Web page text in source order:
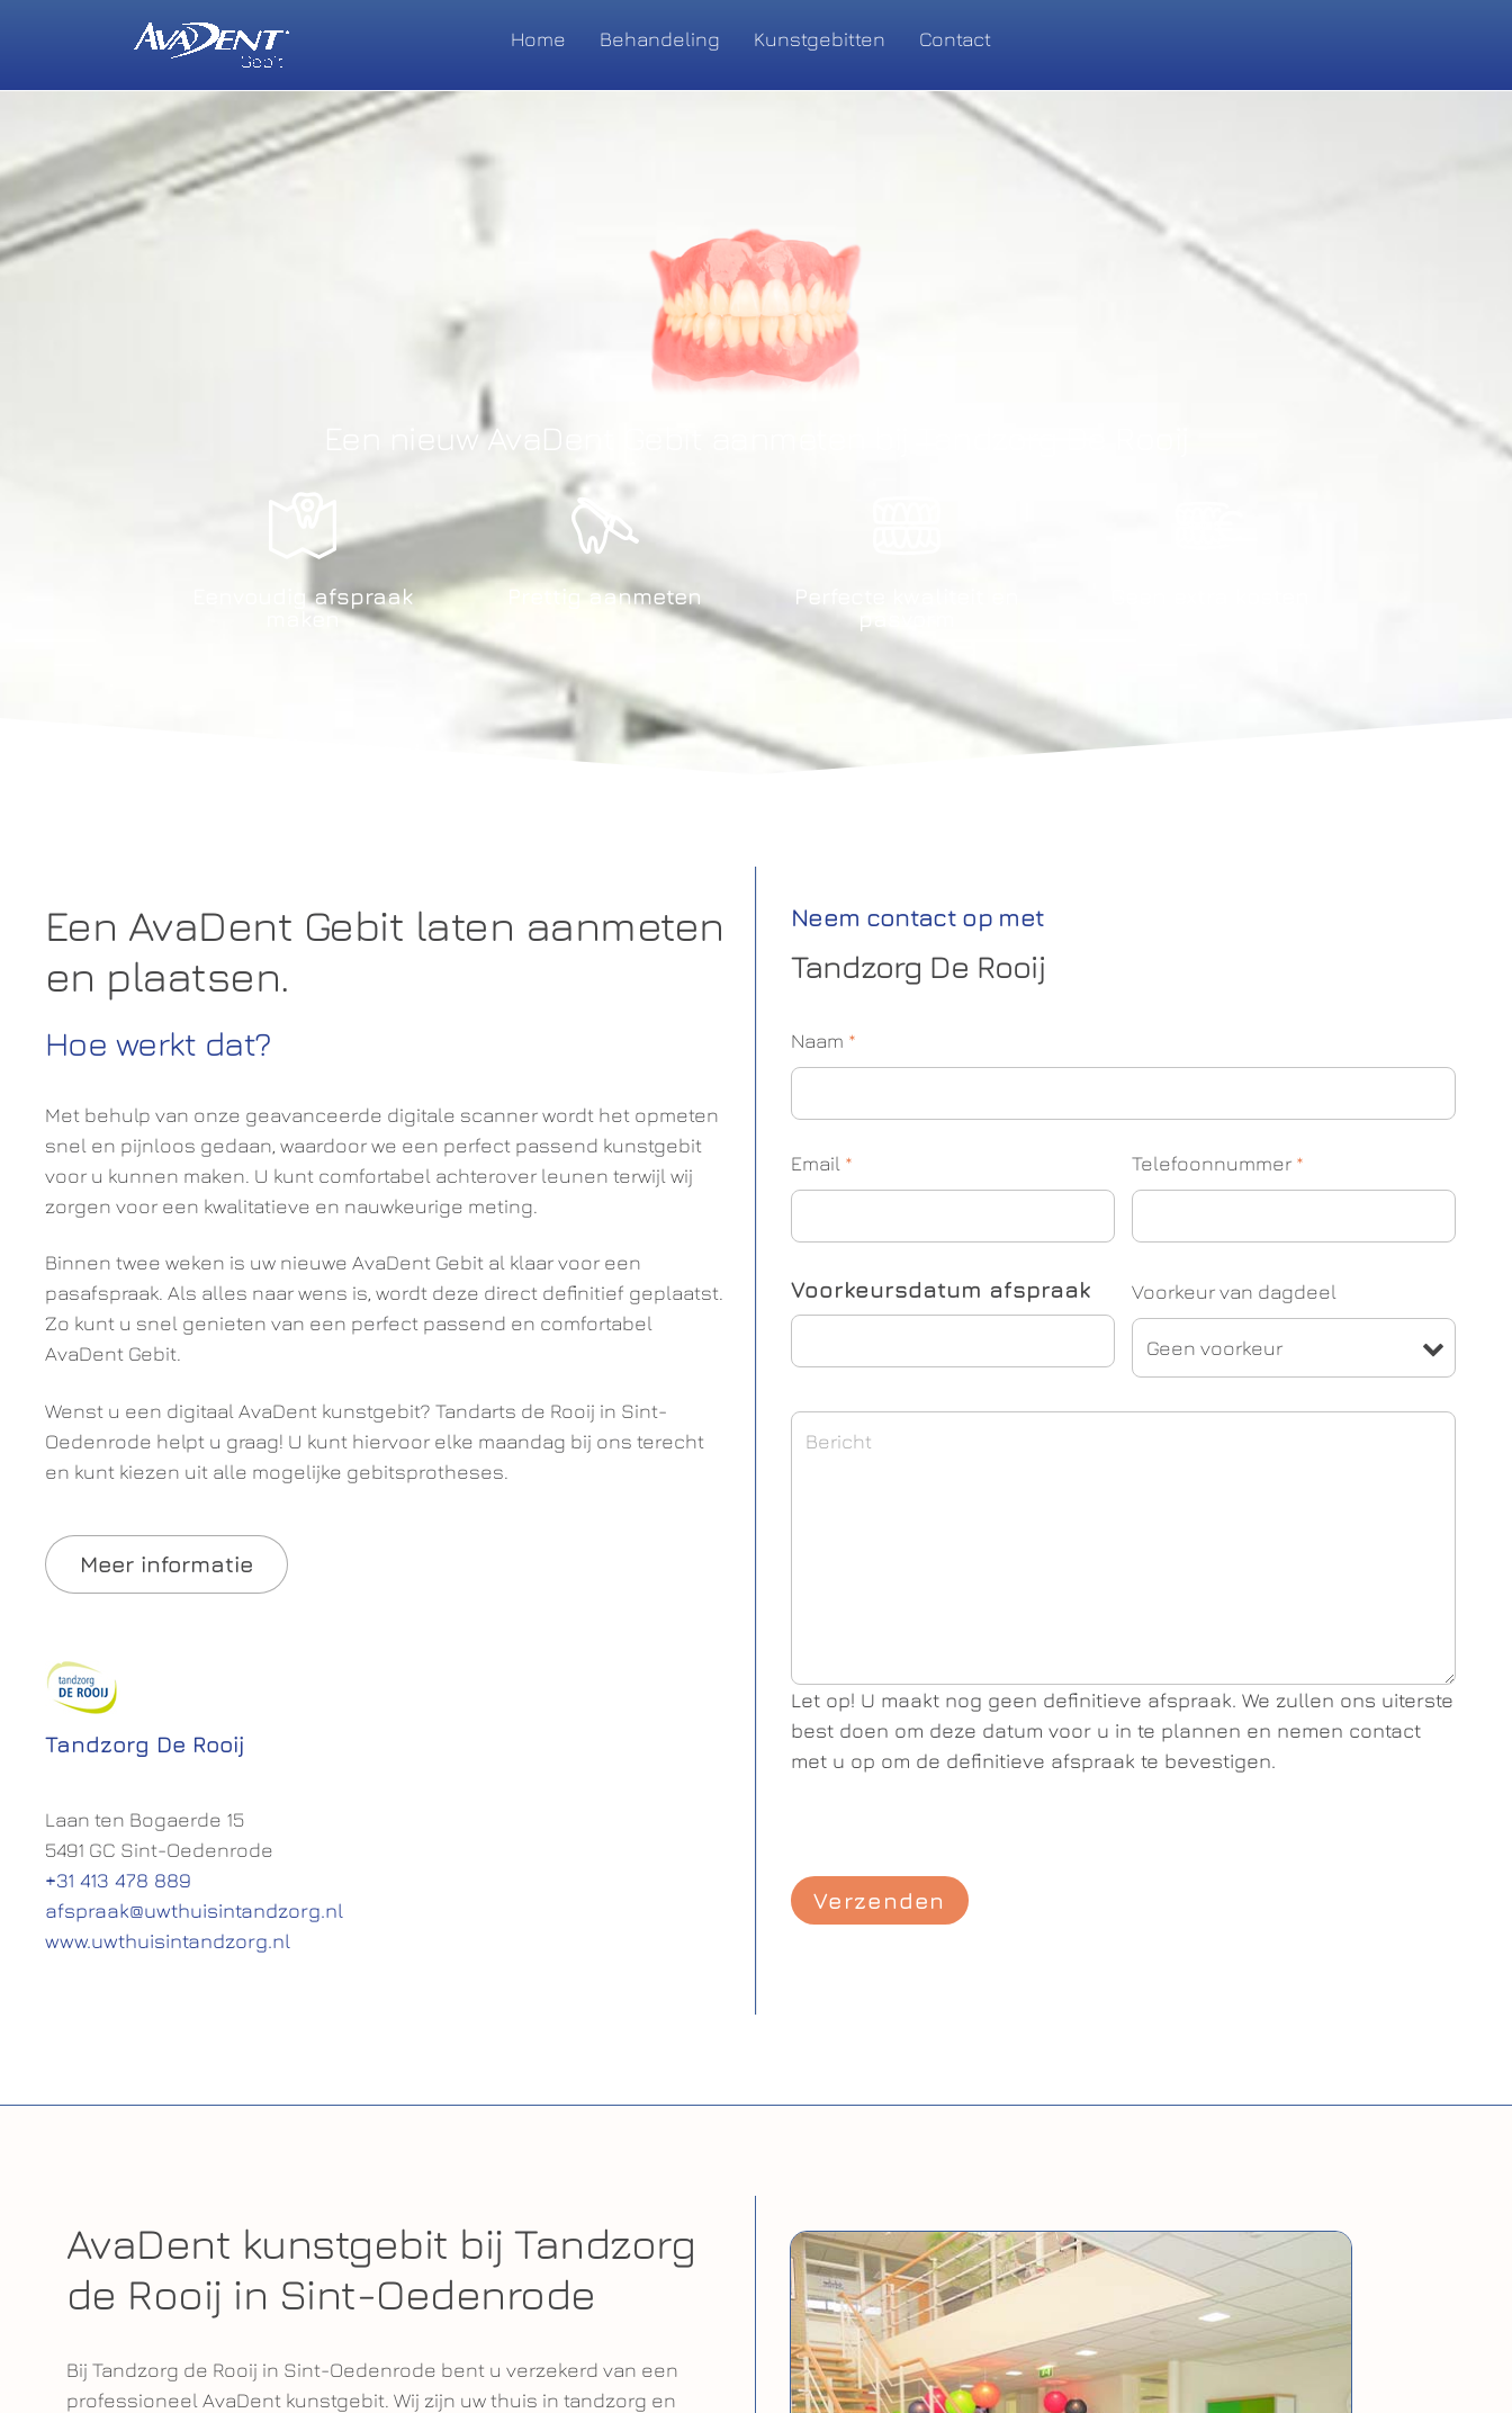
Home Behandeling Kunstgebitten Contact
Een nieuw AvaDent Gebit aanmeten bij Tandzorg De Rooij
Eenvoudig afspraak
maken
Prettig aanmeten
Perfecte kwaliteit en
Een AvaDent Gebit laten aanmeten
en plaatsen.
Hoe werkt dat?
Met behulp van onze geavanceerde digitale scanner wordt het opmeten
snel en pijnloos gedaan, waardoor we een perfect passend kunstgebit
voor u kunnen maken. U kunt comfortabel achterover leunen terwijl wij
zorgen voor een kwalitatieve en nauwkeurige meting.
Binnen twee weken is uw nieuwe AvaDent Gebit al klaar voor een
pasafspraak. Als alles naar wens is, wordt deze direct definitief geplaatst.
Zo kunt u snel genieten van een perfect passend en comfortabel
AvaDent Gebit.
Wenst u een digitaal AvaDent kunstgebit? Tandarts de Rooij in Sint-
Oedenrode helpt u graag! U kunt hiervoor elke maandag bij ons terecht
en kunt kiezen uit alle mogelijke gebitsprotheses.
Meer informatie
Tandzorg De Rooij
Laan ten Bogaerde 15
5491 GC Sint-Oedenrode
+31 413 478 889
afspraak@uwthuisintandzorg.nl
www.uwthuisintandzorg.nl
Neem contact op met
Tandzorg De Rooij
Naam *
Email * Telefoonnummer *
Voorkeursdatum afspraak Voorkeur van dagdeel
Let op! U maakt nog geen definitieve afspraak. We zullen ons uiterste
best doen om deze datum voor u in te plannen en nemen contact
met u op om de definitieve afspraak te bevestigen.
AvaDent kunstgebit bij Tandzorg
de Rooij in Sint-Oedenrode
Bij Tandzorg de Rooij in Sint-Oedenrode bent u verzekerd van een
professioneel AvaDent kunstgebit. Wij zijn uw thuis in tandzorg en